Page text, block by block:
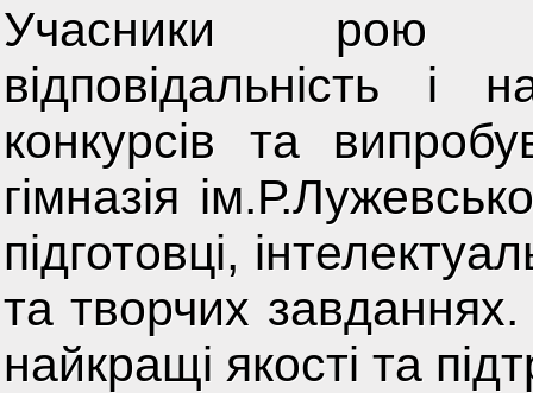
Учасники рою
відповідальність і
конкурсів та
гімназія
підготовці,
та творчих
найкращі якості та